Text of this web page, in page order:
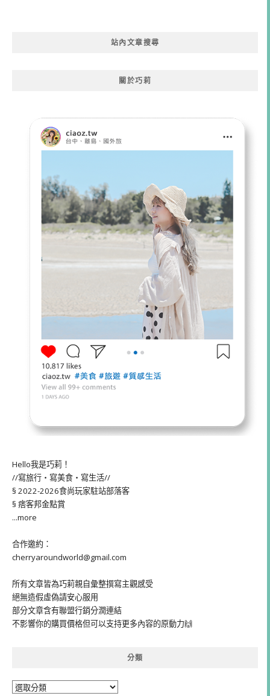
站內文章搜尋
關於巧莉
Hello我是巧莉！
//寫旅行・寫美食・寫生活//
§ 2022-2026食尚玩家駐站部落客
§ 痞客邦金點賞
...more
合作邀約：
cherryaroundworld@gmail.com
所有文章皆為巧莉親自彙整撰寫主觀感受
絕無造假虛偽請安心服用
部分文章含有聯盟行銷分潤連結
不影響你的購買價格但可以支持更多內容的原動力🙌
分類
分